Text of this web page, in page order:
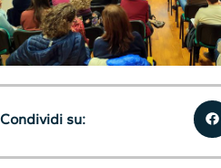
Condividi su: